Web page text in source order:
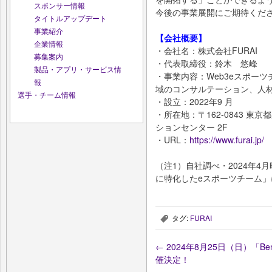
スポンサー情報
タイトルアップデート
事業紹介
企業情報
募集案内
製品・アプリ・サービス情
報
選手・チーム情報
今後の事業展開にご期待くだ
【会社概要】
・会社名：株式会社FURAI
・代表取締役：鈴木 悠峰
・事業内容：Web3eスポー
域のコンサルテーション、人
・設立：2022年9 月
・所在地：〒162-0843 東京
ションセンター 2F
・URL： https://www.furai.jp/
（注1）自社調べ・2024年4
に特化したeスポーツチーム
, タグ: FURAI
← 2024年8月25日（日）「
催決定！